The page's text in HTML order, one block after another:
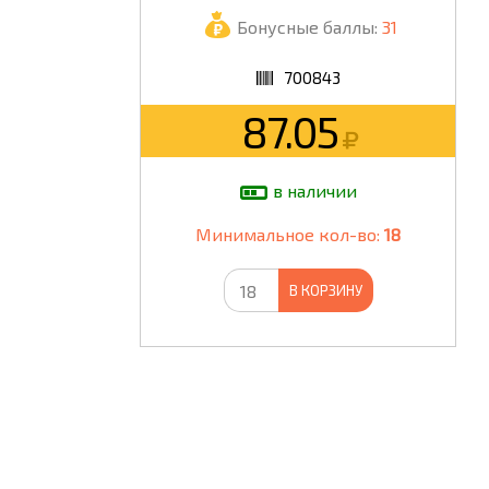
ШКОЛА
Бонусные баллы: 31
700843
87.05
в наличии
Минимальное кол-во: 18
В КОРЗИНУ